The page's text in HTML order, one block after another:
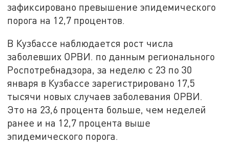
зафиксировано превышение эпидемического
порога на 12,7 процентов.
В Кузбассе наблюдается рост числа
заболевших ОРВИ. по данным регионального
Роспотребнадзора, за неделю с 23 по 30
января в Кузбассе зарегистрировано 17,5
тысячи новых случаев заболевания ОРВИ.
Это на 23,6 процента больше, чем неделей
ранее и на 12,7 процента выше
эпидемического порога.